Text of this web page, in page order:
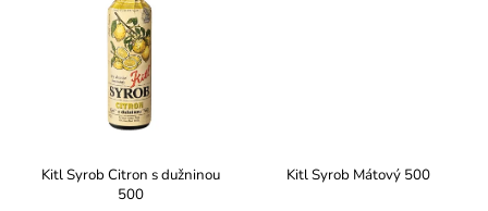
Kitl Syrob Citron s dužninou
500
Kitl Syrob Mátový 500